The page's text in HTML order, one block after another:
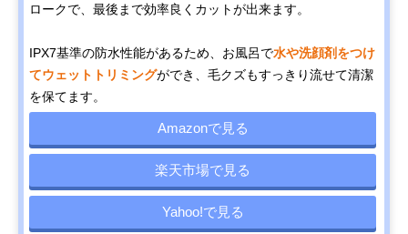
ロークで、最後まで効率良くカットが出来ます。
IPX7基準の防水性能があるため、お風呂で水や洗顔剤をつけ
てウェットトリミングができ、毛クズもすっきり流せて清潔
を保てます。
Amazonで見る
楽天市場で見る
Yahoo!で見る